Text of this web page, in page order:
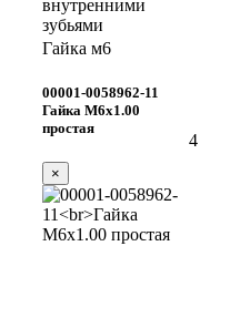
Гайка м6
00001-0058962-11
Гайка М6х1.00
простая
×
4